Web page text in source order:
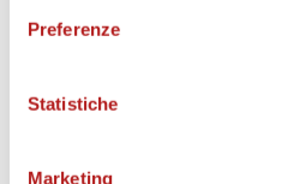
Preferenze
Statistiche
Marketing